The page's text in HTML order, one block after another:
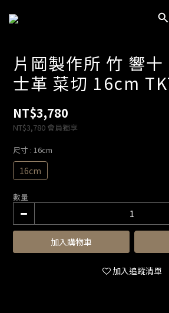
片岡製作所 竹 響
士革 菜切 16cm
NT$3,780
NT$3,780 會員獨享
尺寸 : 16cm
16cm
數量
加入購物車
加入追蹤清單